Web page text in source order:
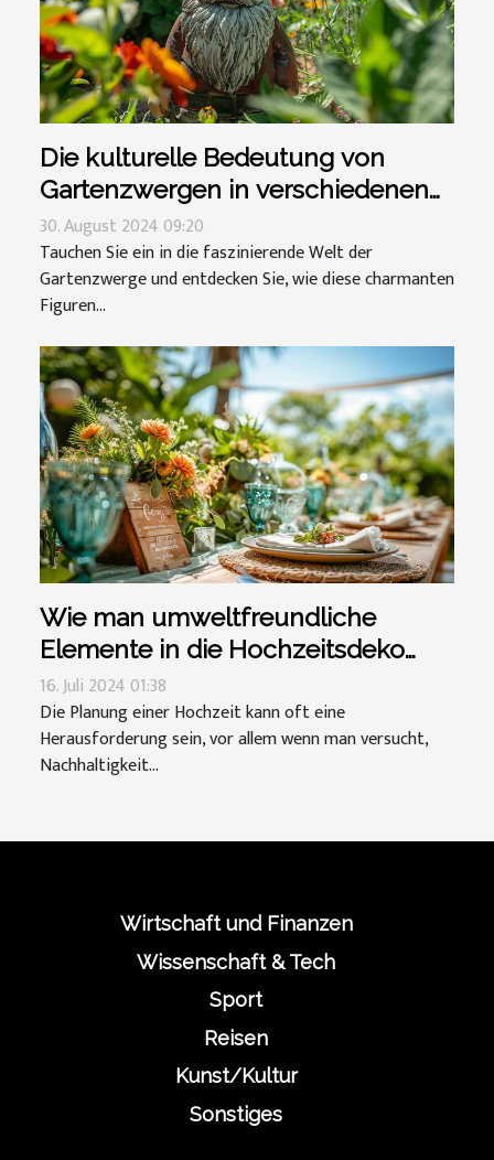
Die kulturelle Bedeutung von
Gartenzwergen in verschiedenen
Ländern
30. August 2024 09:20
Tauchen Sie ein in die faszinierende Welt der
Gartenzwerge und entdecken Sie, wie diese charmanten
Figuren...
Wie man umweltfreundliche
Elemente in die Hochzeitsdeko
integriert
16. Juli 2024 01:38
Die Planung einer Hochzeit kann oft eine
Herausforderung sein, vor allem wenn man versucht,
Nachhaltigkeit...
Wirtschaft und Finanzen
Wissenschaft & Tech
Sport
Reisen
Kunst/Kultur
Sonstiges